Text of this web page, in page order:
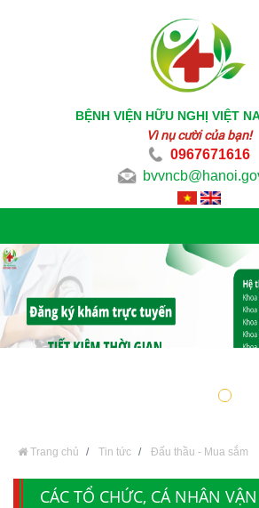
BỆNH VIỆN HỮU NGHỊ VIỆT
Vì nụ cười của bạn!
0967671616
Trang chủ Tin tức Đấu thầu - Mua sắm
CÁC TỔ CHỨC, CÁ NHÂN